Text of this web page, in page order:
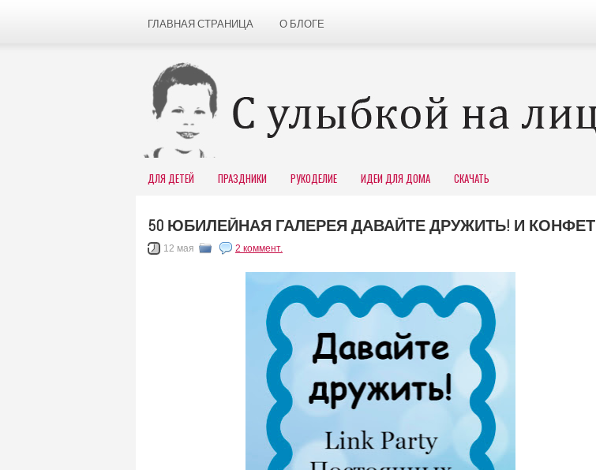
ГЛАВНАЯ СТРАНИЦА О БЛОГЕ
ДЛЯ ДЕТЕЙ ПРАЗДНИКИ РУКОДЕЛИЕ ИДЕИ ДЛЯ ДОМА СКАЧАТЬ
50 ЮБИЛЕЙНАЯ ГАЛЕРЕЯ ДАВАЙТЕ ДРУЖИТЬ! И
12 мая 2 коммент.